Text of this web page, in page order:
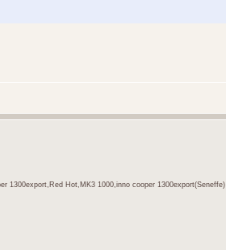
1300export,Red Hot,MK3 1000,inno cooper 1300export(Seneffe)